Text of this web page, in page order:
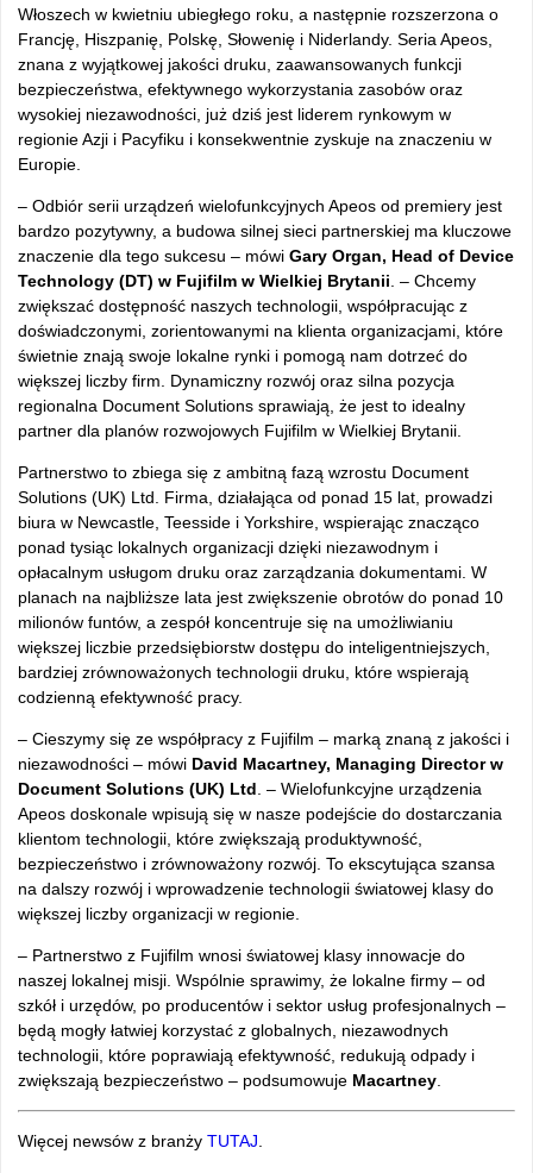
Włoszech w kwietniu ubiegłego roku, a następnie rozszerzona o
Francję, Hiszpanię, Polskę, Słowenię i Niderlandy. Seria Apeos,
znana z wyjątkowej jakości druku, zaawansowanych funkcji
bezpieczeństwa, efektywnego wykorzystania zasobów oraz
wysokiej niezawodności, już dziś jest liderem rynkowym w
regionie Azji i Pacyfiku i konsekwentnie zyskuje na znaczeniu w
Europie.
– Odbiór serii urządzeń wielofunkcyjnych Apeos od premiery jest
bardzo pozytywny, a budowa silnej sieci partnerskiej ma kluczowe
znaczenie dla tego sukcesu – mówi Gary Organ, Head of Device
Technology (DT) w Fujifilm w Wielkiej Brytanii . – Chcemy
zwiększać dostępność naszych technologii, współpracując z
doświadczonymi, zorientowanymi na klienta organizacjami, które
świetnie znają swoje lokalne rynki i pomogą nam dotrzeć do
większej liczby firm. Dynamiczny rozwój oraz silna pozycja
regionalna Document Solutions sprawiają, że jest to idealny
partner dla planów rozwojowych Fujifilm w Wielkiej Brytanii.
Partnerstwo to zbiega się z ambitną fazą wzrostu Document
Solutions (UK) Ltd. Firma, działająca od ponad 15 lat, prowadzi
biura w Newcastle, Teesside i Yorkshire, wspierając znacząco
ponad tysiąc lokalnych organizacji dzięki niezawodnym i
opłacalnym usługom druku oraz zarządzania dokumentami. W
planach na najbliższe lata jest zwiększenie obrotów do ponad 10
milionów funtów, a zespół koncentruje się na umożliwianiu
większej liczbie przedsiębiorstw dostępu do inteligentniejszych,
bardziej zrównoważonych technologii druku, które wspierają
codzienną efektywność pracy.
– Cieszymy się ze współpracy z Fujifilm – marką znaną z jakości i
niezawodności – mówi David Macartney, Managing Director w
Document Solutions (UK) Ltd . – Wielofunkcyjne urządzenia
Apeos doskonale wpisują się w nasze podejście do dostarczania
klientom technologii, które zwiększają produktywność,
bezpieczeństwo i zrównoważony rozwój. To ekscytująca szansa
na dalszy rozwój i wprowadzenie technologii światowej klasy do
większej liczby organizacji w regionie.
– Partnerstwo z Fujifilm wnosi światowej klasy innowacje do
naszej lokalnej misji. Wspólnie sprawimy, że lokalne firmy – od
szkół i urzędów, po producentów i sektor usług profesjonalnych –
będą mogły łatwiej korzystać z globalnych, niezawodnych
technologii, które poprawiają efektywność, redukują odpady i
zwiększają bezpieczeństwo – podsumowuje Macartney
Więcej newsów z branży TUTAJ